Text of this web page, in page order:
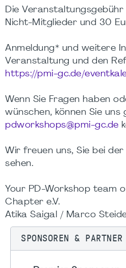
Die
Nicht-Mitglieder und 30
Anmeldung* und weitere
Veranstaltung und den
https://pmi-gc.de/
Wenn Sie Fragen haben
wünschen, können Sie
pdworkshops@pmi-gc.de
Wir freuen uns, Sie bei
sehen.
Your PD-Workshop team
Chapter e.V.
Atika Saigal / Marco
SPONSOREN & PARTNER